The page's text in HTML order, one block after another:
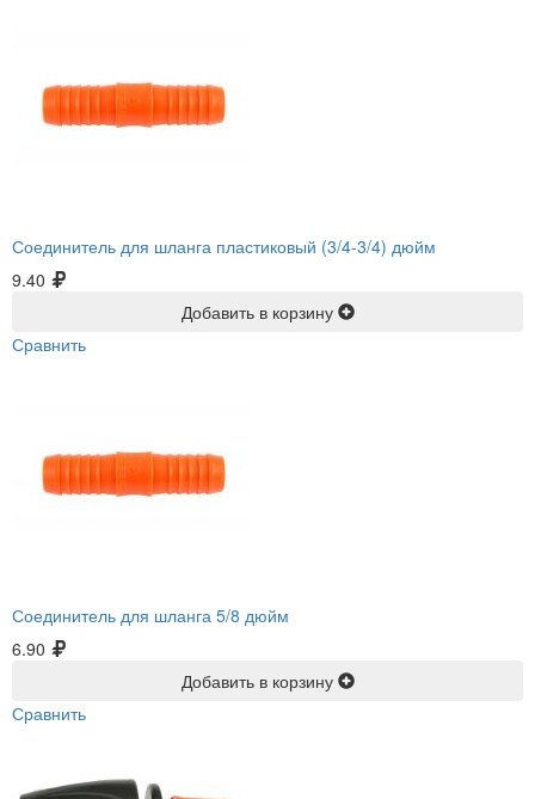
Соединитель для шланга пластиковый (3/4-3/4) дюйм
9.40
Добавить в корзину
Сравнить
Соединитель для шланга 5/8 дюйм
6.90
Добавить в корзину
Сравнить